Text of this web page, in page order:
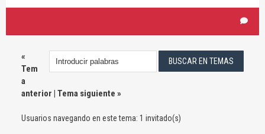
«
Tem
a
anterior | Tema siguiente »
Usuarios navegando en este tema: 1 invitado(s)